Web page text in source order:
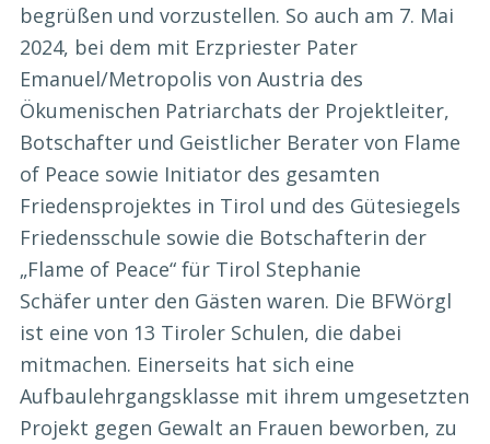
begrüßen und vorzustellen. So auch am 7. Mai
2024, bei dem mit Erzpriester Pater
Emanuel/Metropolis von Austria des
Ökumenischen Patriarchats der Projektleiter,
Botschafter und Geistlicher Berater von Flame
of Peace sowie Initiator des gesamten
Friedensprojektes in Tirol und des Gütesiegels
Friedensschule sowie die Botschafterin der
„Flame of Peace“ für Tirol Stephanie
Schäfer unter den Gästen waren. Die BFWörgl
ist eine von 13 Tiroler Schulen, die dabei
mitmachen. Einerseits hat sich eine
Aufbaulehrgangsklasse mit ihrem umgesetzten
Projekt gegen Gewalt an Frauen beworben, zu